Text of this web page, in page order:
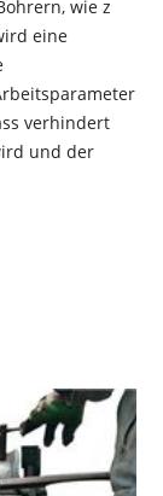
wie z
eine
verhindert
und der